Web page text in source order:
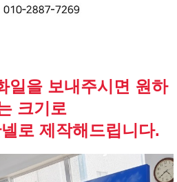
일을 보내주시면 원하
크기로
로 제작해드립니다.